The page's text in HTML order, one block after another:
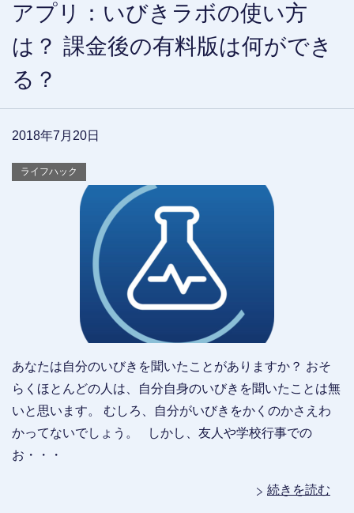
アプリ：いびきラボの使い方
は？ 課金後の有料版は何ができ
る？
2018年7月20日
ライフハック
あなたは自分のいびきを聞いたことがありますか？ おそ
らくほとんどの人は、自分自身のいびきを聞いたことは無
いと思います。 むしろ、自分がいびきをかくのかさえわ
かってないでしょう。 しかし、友人や学校行事での
お・・・
続きを読む